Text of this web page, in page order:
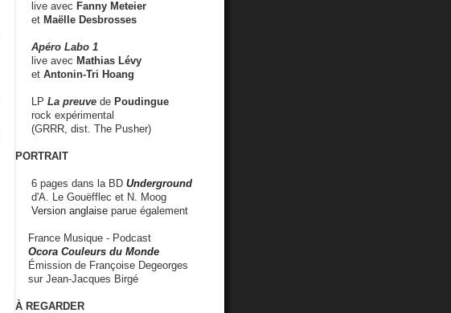
live avec Fanny Meteier
et Maëlle Desbrosses
Apéro Labo 1
live avec Mathias Lévy
et Antonin-Tri Hoang
LP La preuve de Poudingue
rock expérimental
(GRRR, dist. The Pusher)
PORTRAIT
6 pages dans la BD Underground
d'A. Le Gouëfflec et N. Moog
Version anglaise parue également
France Musique - Podcast
Ocora Couleurs du Monde
Émission de Françoise Degeorges
sur Jean-Jacques Birgé
À REGARDER